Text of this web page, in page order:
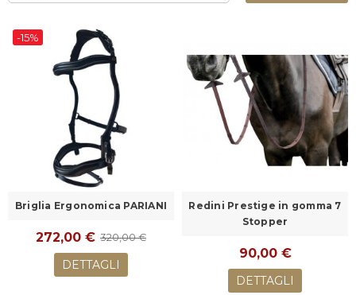
-15%
Briglia Ergonomica PARIANI
272,00 € 320,00 €
DETTAGLI
Redini Prestige in gomma 7
Stopper
90,00 €
DETTAGLI